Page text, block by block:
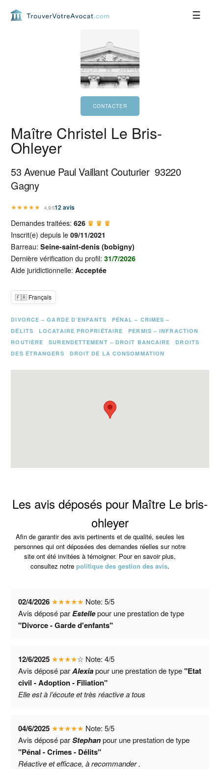
Maître Christel Le Bris-
Ohleyer
53 Avenue Paul Vaillant Couturier 93220
Gagny
★★★★★ 4,9/512avis
Demandes traitées:626 ♛ ♛ ♛
Inscrit(e) depuis le09/11/2021
Barreau:Seine-saint-denis (bobigny)
Dernière vérification du profil:31/7/2026
Aide juridictionnelle:Acceptée
🇫🇷 Français
DIVORCE – GARDE D’ENFANTS
PÉNAL – CRIMES –
DÉLITS
LOCATAIRE PROPRIÉTAIRE
PERMIS – INFRACTION
ROUTIÈRE
SURENDETTEMENT – DROIT BANCAIRE
DROITS
DES ÉTRANGERS
DROIT DE LA CONSOMMATION
Les avis déposés pour Maître Le bris-
ohleyer
Afin de garantir des avis pertinents et de qualité, seules les
personnes qui ont déposées des demandes réelles sur notre
site ont été invitées à témoigner. Pour en savoir plus,
consultez notrepolitique des gestion des avis.
02/4/2026 ★★★★★ Note:5/5
Avis déposé parEstellepour une prestation de type
"Divorce - Garde d'enfants"
12/6/2025 ★★★★☆ Note:4/5
Avis déposé parAlexiapour une prestation de type"Etat
civil - Adoption - Filiation"
Elle est à l’écoute et très réactive a tous
04/6/2025 ★★★★★ Note:5/5
Avis déposé parStephanpour une prestation de type
"Pénal - Crimes - Délits"
Réactive et efficace, à recommander .